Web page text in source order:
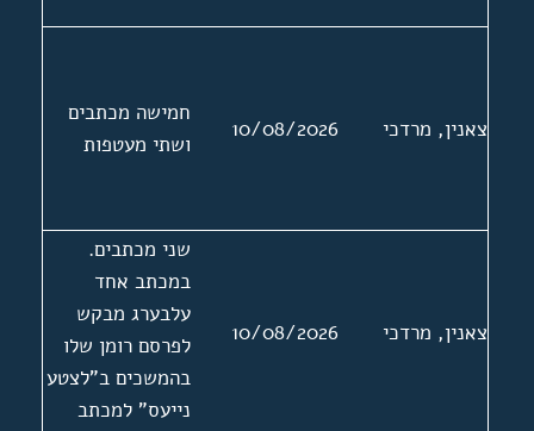
צאנין, מרדכי 10/08/2026
חמישה מכתבים
ושתי מעטפות
צאנין, מרדכי 10/08/2026
שני מכתבים.
במכתב אחד
עלבערג מבקש
לפרסם רומן שלו
בהמשכים ב"לצטע
נייעס" למכתב